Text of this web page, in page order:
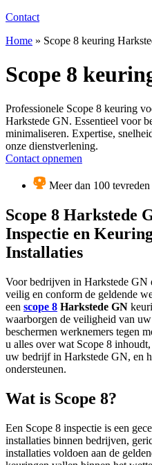
Contact
Home » Scope 8 keuring
Scope 8
Professionele Scope 8 keuring
Harkstede GN. Essentieel voor
minimaliseren. Expertise,
onze dienstverlening.
Contact opnemen
Meer dan 100
Scope 8 Harkstede
Inspectie en
Installaties
Voor bedrijven in Harkstede GN
veilig en conform de geldende
een scope 8 Harkstede GN
waarborgen de veiligheid van
beschermen werknemers tegen
u alles over wat Scope 8
uw bedrijf in Harkstede GN, en
ondersteunen.
Wat is Scope 8?
Een Scope 8 inspectie is een
installaties binnen bedrijven,
installaties voldoen aan de